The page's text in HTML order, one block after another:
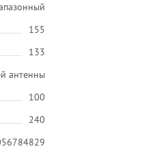
155
133
антенны
100
240